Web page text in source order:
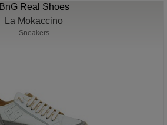
BnG Real Shoes
La Mokaccino
Sneakers